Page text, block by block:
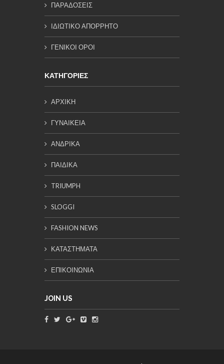
ΠΑΡΑΔΟΣΕΙΣ
ΙΔΙΩΤΙΚΟ ΑΠΟΡΡΗΤΟ
ΓΕΝΙΚΟΙ ΟΡΟΙ
ΚΑΤΗΓΟΡΙΕΣ
ΑΡΧΙΚΗ
ΓΥΝΑΙΚΕΙΑ
ΑΝΔΡΙΚΑ
ΠΑΙΔΙΚΑ
TRIUMPH
SLOGGI
FASHION NEWS
ΚΑΤΑΣΤΗΜΑΤΑ
ΕΠΙΚΟΙΝΩΝΙΑ
JOIN US